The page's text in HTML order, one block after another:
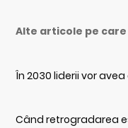
Alte articole pe
În 2030 liderii vor
Când retrogradarea